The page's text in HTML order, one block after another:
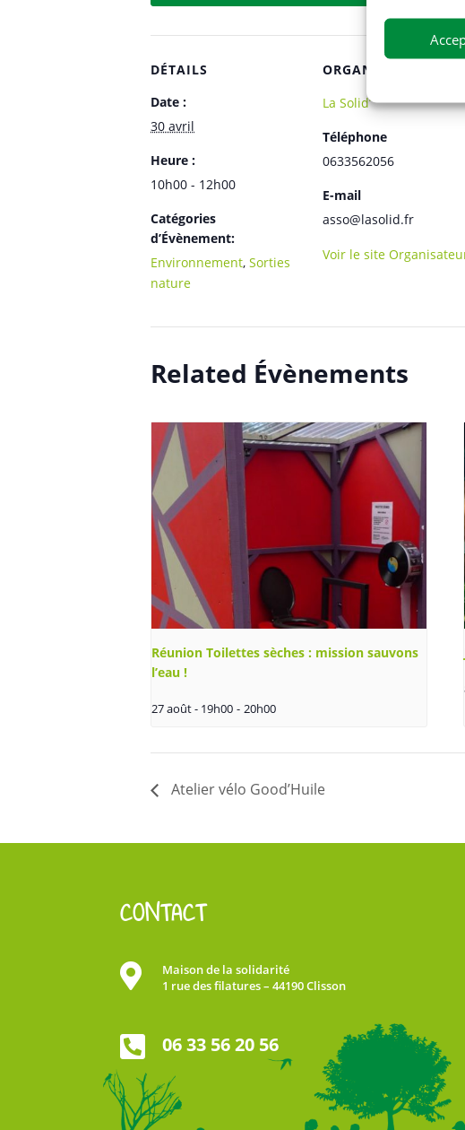
DÉTAILS
Date :
30 avril
Heure :
10h00 - 12h00
Catégories
d’Évènement:
Environnement, Sorties
nature
ORGANISATEUR
La Solid’
Téléphone
0633562056
E-mail
asso@lasolid.fr
Voir le site
Related Évènements
Réunion Toilettes sèches : mission sauvons
l’eau !
27 août - 19h00 - 20h00
Atelier vélo Good’Huile
CONTACT

Maison de la solidarité
1 rue des filatures – 44190 Clisson
 06 33 56 20 56